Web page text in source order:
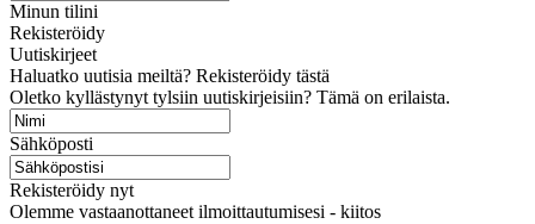
Minun tilini
Rekisteröidy
Uutiskirjeet
Haluatko uutisia meiltä? Rekisteröidy tästä
Oletko kyllästynyt tylsiin uutiskirjeisiin? Tämä on erilaista.
Sähköposti
Rekisteröidy nyt
Olemme vastaanottaneet ilmoittautumisesi - kiitos